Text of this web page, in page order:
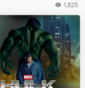
1,825